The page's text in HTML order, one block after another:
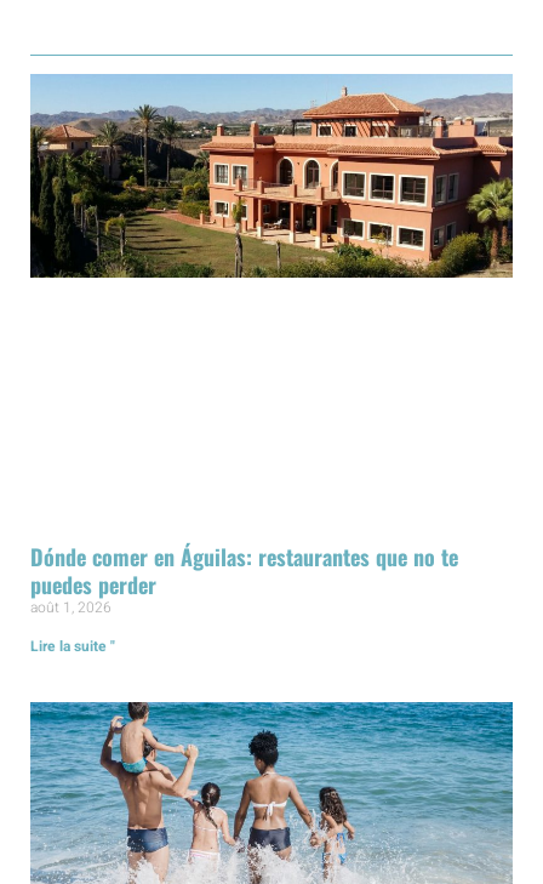
Dónde comer en Águilas: restaurantes que no te
puedes perder
août 1, 2026
Lire la suite "